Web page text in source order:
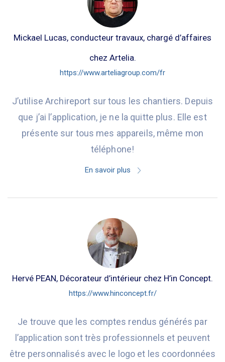
Mickael Lucas, conducteur travaux, chargé d’affaires
chez Artelia.
https://www.arteliagroup.com/fr
J’utilise Archireport sur tous les chantiers. Depuis
que j’ai l’application, je ne la quitte plus. Elle est
présente sur tous mes appareils, même mon
téléphone!
En savoir plus
Hervé PEAN, Décorateur d’intérieur chez H’in Concept.
https://www.hinconcept.fr/
Je trouve que les comptes rendus générés par
l’application sont très professionnels et peuvent
être personnalisés avec le logo et les coordonnées